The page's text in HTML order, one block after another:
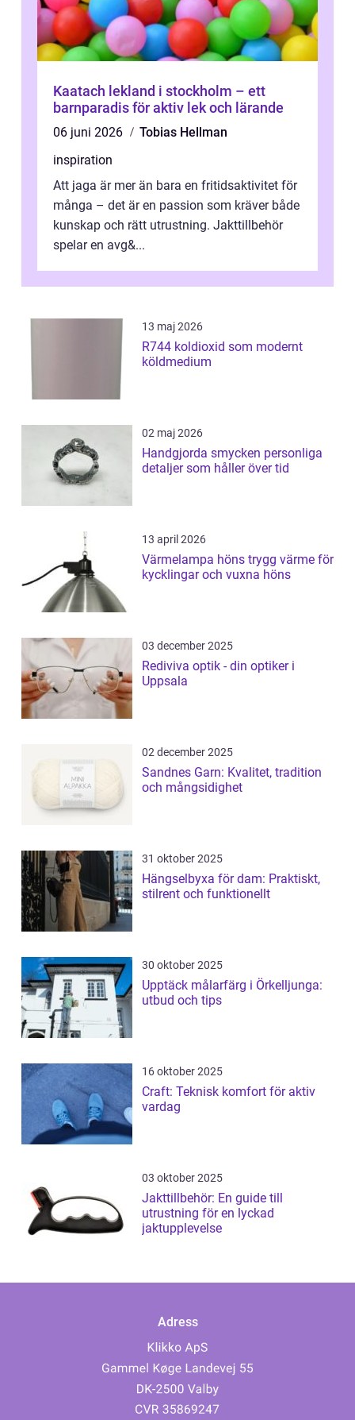
Kaatach lekland i stockholm – ett
barnparadis för aktiv lek och lärande
06 juni 2026
Tobias Hellman
inspiration
Att jaga är mer än bara en fritidsaktivitet för
många – det är en passion som kräver både
kunskap och rätt utrustning. Jakttillbehör
spelar en avg&...
13 maj 2026
R744 koldioxid som modernt
köldmedium
02 maj 2026
Handgjorda smycken personliga
detaljer som håller över tid
13 april 2026
Värmelampa höns trygg värme för
kycklingar och vuxna höns
03 december 2025
Rediviva optik - din optiker i
Uppsala
02 december 2025
Sandnes Garn: Kvalitet, tradition
och mångsidighet
31 oktober 2025
Hängselbyxa för dam: Praktiskt,
stilrent och funktionellt
30 oktober 2025
Upptäck målarfärg i Örkelljunga:
utbud och tips
16 oktober 2025
Craft: Teknisk komfort för aktiv
vardag
03 oktober 2025
Jakttillbehör: En guide till
utrustning för en lyckad
jaktupplevelse
Adress